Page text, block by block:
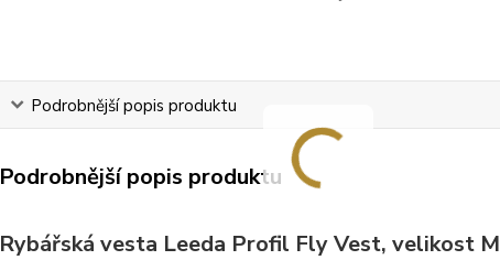
Podrobnější popis produktu
Podrobnější popis produktu
Rybářská vesta Leeda Profil Fly Vest, velikost M